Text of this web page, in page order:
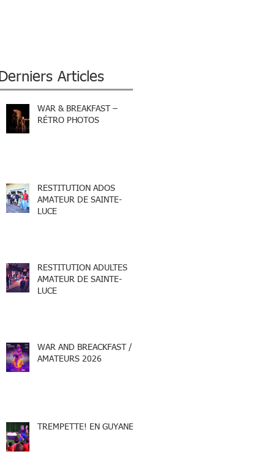
Derniers Articles
WAR & BREAKFAST –
RÉTRO PHOTOS
RESTITUTION ADOS
AMATEUR DE SAINTE-
LUCE
RESTITUTION ADULTES
AMATEUR DE SAINTE-
LUCE
WAR AND BREACKFAST /
AMATEURS 2026
TREMPETTE! EN GUYANE